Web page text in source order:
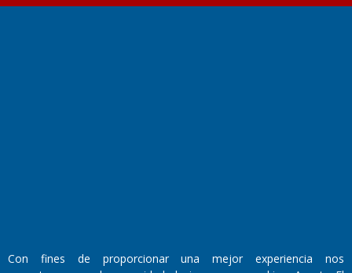
Con fines de proporcionar una mejor experiencia nos